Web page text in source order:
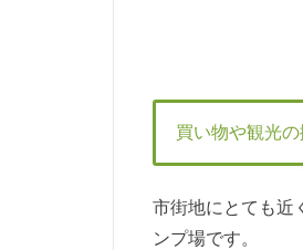
買い物や観光
市街地にとても近
ンプ場です。